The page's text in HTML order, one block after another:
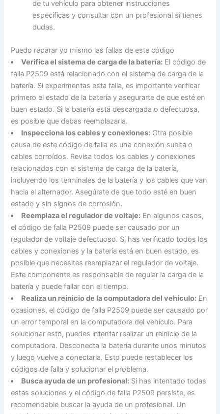
de tu vehículo para obtener instrucciones
específicas y consultar con un profesional si tienes
dudas.
Puedo reparar yo mismo las fallas de este código
Verifica el sistema de carga de la batería: El código de
falla P2509 está relacionado con el sistema de carga de la
batería. Si experimentas esta falla, es importante verificar
primero el estado de la batería y asegurarte de que esté en
buen estado. Si la batería está descargada o defectuosa,
es posible que debas reemplazarla.
Inspecciona los cables y conexiones: Otra posible
causa de este código de falla es una conexión suelta o
cables corroídos. Revisa todos los cables y conexiones
relacionados con el sistema de carga de la batería,
incluyendo los terminales de la batería y los cables que van
hacia el alternador. Asegúrate de que todo esté en buen
estado y sin signos de corrosión.
Reemplaza el regulador de voltaje: En algunos casos,
el código de falla P2509 puede ser causado por un
regulador de voltaje defectuoso. Si has verificado todos los
cables y conexiones y la batería está en buen estado, es
posible que necesites reemplazar el regulador de voltaje.
Este componente es responsable de regular la carga de la
batería y puede fallar con el tiempo.
Realiza un reinicio de la computadora del vehículo: En
ocasiones, el código de falla P2509 puede ser causado por
un error temporal en la computadora del vehículo. Para
solucionar esto, puedes intentar realizar un reinicio de la
computadora. Desconecta la batería durante unos minutos
y luego vuelve a conectarla. Esto puede restablecer los
códigos de falla y solucionar el problema.
Busca ayuda de un profesional: Si has intentado todas
estas soluciones y el código de falla P2509 persiste, es
recomendable buscar la ayuda de un profesional. Un